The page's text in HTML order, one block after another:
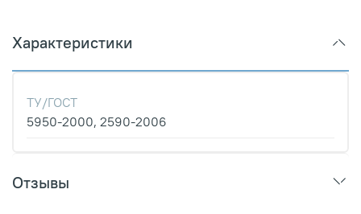
Характеристики
ТУ/ГОСТ
5950-2000, 2590-2006
Отзывы